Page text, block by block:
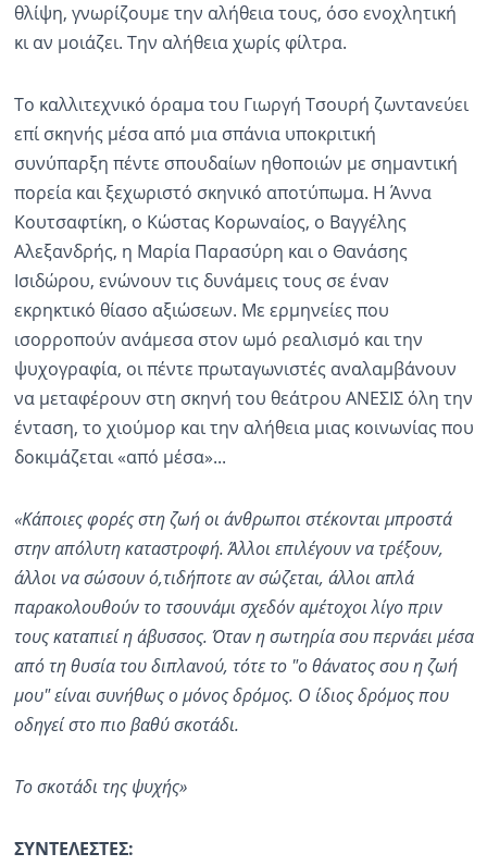
θλίψη, γνωρίζουμε την αλήθεια τους, όσο ενοχλητική
κι αν μοιάζει. Την αλήθεια χωρίς φίλτρα.
Το καλλιτεχνικό όραμα του Γιωργή Τσουρή ζωντανεύει
επί σκηνής μέσα από μια σπάνια υποκριτική
συνύπαρξη πέντε σπουδαίων ηθοποιών με σημαντική
πορεία και ξεχωριστό σκηνικό αποτύπωμα. Η Άννα
Κουτσαφτίκη, ο Κώστας Κορωναίος, ο Βαγγέλης
Αλεξανδρής, η Μαρία Παρασύρη και ο Θανάσης
Ισιδώρου, ενώνουν τις δυνάμεις τους σε έναν
εκρηκτικό θίασο αξιώσεων. Με ερμηνείες που
ισορροπούν ανάμεσα στον ωμό ρεαλισμό και την
ψυχογραφία, οι πέντε πρωταγωνιστές αναλαμβάνουν
να μεταφέρουν στη σκηνή του θεάτρου ΑΝΕΣΙΣ όλη την
ένταση, το χιούμορ και την αλήθεια μιας κοινωνίας που
δοκιμάζεται «από μέσα»...
«Κάποιες φορές στη ζωή οι άνθρωποι στέκονται μπροστά
στην απόλυτη καταστροφή. Άλλοι επιλέγουν να τρέξουν,
άλλοι να σώσουνό,τιδήποτεαν σώζεται, άλλοι απλά
παρακολουθούν τοτσουνάμι σχεδόν αμέτοχοι λίγο πριν
τους καταπιεί η άβυσσος. Όταν η σωτηρία σου περνάει μέσα
από τη θυσία του διπλανού, τότε το "ο θάνατος σου η ζωή
μου" είναι συνήθως ο μόνος δρόμος. Ο ίδιος δρόμος που
οδηγεί στο πιο βαθύ σκοτάδι.
Το σκοτάδι τηςψυχής»
ΣΥΝΤΕΛΕΣΤΕΣ: